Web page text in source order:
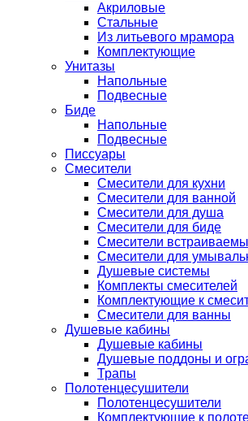
Акриловые
Стальные
Из литьевого мрамора
Комплектующие
Унитазы
Напольные
Подвесные
Биде
Напольные
Подвесные
Писсуары
Смесители
Смесители для кухни
Смесители для ванной
Смесители для душа
Смесители для биде
Смесители
Смесители для
Душевые системы
Комплекты смесителей
Комплектующие к
Смесители для ванны
Душевые кабины
Душевые кабины
Душевые поддоны и
Трапы
Полотенцесушители
Полотенцесушители
Комплектующие к